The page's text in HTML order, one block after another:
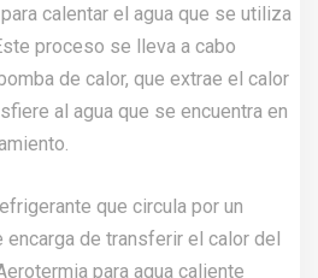
calentar el agua que se utiliza
proceso se lleva a cabo
de calor, que extrae el calor
al agua que se encuentra en
que circula por un
de transferir el calor del
para agua caliente